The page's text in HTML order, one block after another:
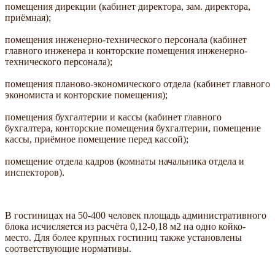
помещения дирекции (кабинет директора, зам. директора,
приёмная);
помещения инженерно-технического персонала (кабинет
главного инженера и конторские помещения инженерно-
технического персонала);
помещения планово-экономического отдела (кабинет главного
экономиста и конторские помещения);
помещения бухгалтерии и кассы (кабинет главного
бухгалтера, конторские помещения бухгалтерии, помещение
кассы, приёмное помещение перед кассой);
помещение отдела кадров (комнаты начальника отдела и
инспекторов).
В гостиницах на 50-400 человек площадь административного
блока исчисляется из расчёта 0,12-0,18 м2 на одно койко-
место. Для более крупных гостиниц также установлены
соответствующие нормативы.